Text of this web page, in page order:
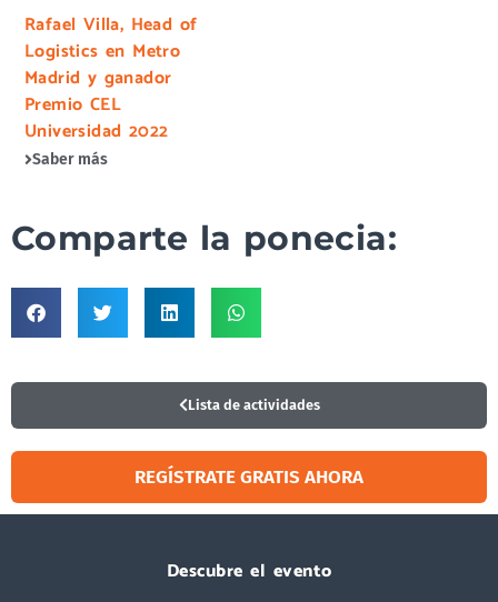
Rafael Villa, Head of
Logistics en Metro
Madrid y ganador
Premio CEL
Universidad 2022
Saber más
Comparte la ponecia:
Lista de actividades
REGÍSTRATE GRATIS AHORA
Descubre el evento
Visitar